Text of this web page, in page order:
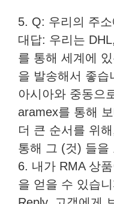
5. Q: 우리의 주
대답: 우리는
를 통해 세계에
을 발송해서 좋습
아시아와 중동으
aramex를 통해
더 큰 순서를 위
통해 그 (것) 들을
6. 내가 RMA 상
을 얻을 수 있습